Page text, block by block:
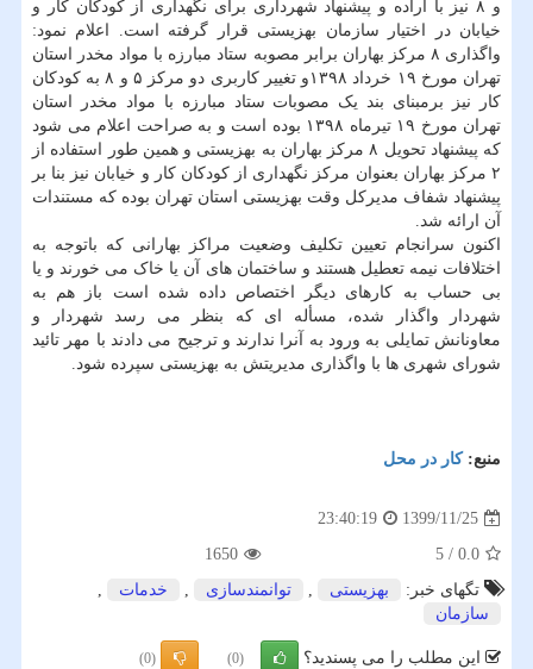
و ۸ نیز با اراده و پیشنهاد شهرداری برای نگهداری از کودکان کار و
خیابان در اختیار سازمان بهزیستی قرار گرفته است. اعلام نمود:
واگذاری ۸ مرکز بهاران برابر مصوبه ستاد مبارزه با مواد مخدر استان
تهران مورخ ۱۹ خرداد ۱۳۹۸و تغییر کاربری دو مرکز ۵ و ۸ به کودکان
کار نیز برمبنای بند یک مصوبات ستاد مبارزه با مواد مخدر استان
تهران مورخ ۱۹ تیرماه ۱۳۹۸ بوده است و به صراحت اعلام می شود
که پیشنهاد تحویل ۸ مرکز بهاران به بهزیستی و همین طور استفاده از
۲ مرکز بهاران بعنوان مرکز نگهداری از کودکان کار و خیابان نیز بنا بر
پیشنهاد شفاف مدیرکل وقت بهزیستی استان تهران بوده که مستندات
آن ارائه شد.
اکنون سرانجام تعیین تکلیف وضعیت مراکز بهارانی که باتوجه به
اختلافات نیمه تعطیل هستند و ساختمان های آن یا خاک می خورند و یا
بی حساب به کارهای دیگر اختصاص داده شده است باز هم به
شهردار واگذار شده، مسأله ای که بنظر می رسد شهردار و
معاونانش تمایلی به ورود به آنرا ندارند و ترجیح می دادند با مهر تائید
شورای شهری ها با واگذاری مدیریتش به بهزیستی سپرده شود.
منبع:كار در محل
1399/11/25
23:40:19
0.0
/
5
1650
تگهای خبر:
بهزیستی , توانمندسازی , خدمات
,
سازمان
این مطلب را می پسندید؟ (0)
(0)